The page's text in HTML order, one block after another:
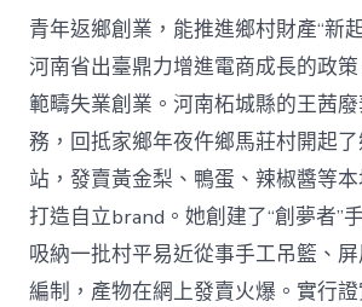
青年返鄉創業，能推進鄉村財產“新
河南省出臺鼎力增進電商成長的政
範疇失業創業。河南柘城縣的王茜
務，回抵家鄉年夜仵鄉馬莊村開起
站，發賣黃金梨、鴨蛋、辣椒醬等
打造自立brand。她創建了“創夢者”
吸納一批村平易近從事手工吊籃、
編制，產物在網上發賣火爆。實行